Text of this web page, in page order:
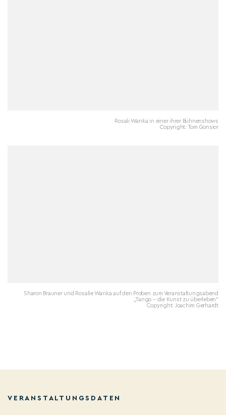
Rosali Wanka in einer ihrer Bühnenshows
Copyright: Tom Gonsior
Sharon Brauner und Rosalie Wanka auf den Proben zum Veranstaltungsabend
„Tango – die Kunst zu überleben“
Copyright: Joachim Gerhardt
VERANSTALTUNGSDATEN